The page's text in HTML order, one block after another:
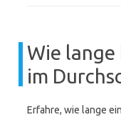
Wie
im
Erfahre, wie lange